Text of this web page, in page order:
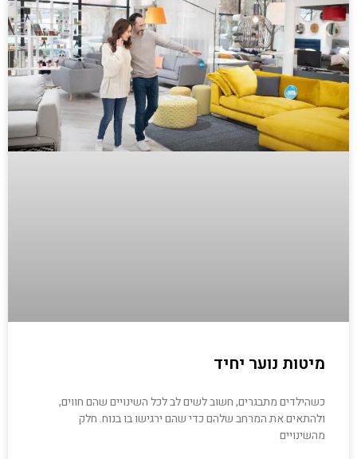
מיטות נוער יחיד
כשהילדים מתבגרים, חשוב לשים לב לכל השינויים שהם חווים,
ולהתאים את המרחב שלהם כדי שהם ירגישו בו בנוח. חלק
מהשינויים